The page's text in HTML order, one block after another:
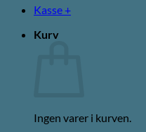
Kasse +
Kurv
Ingen varer i kurven.